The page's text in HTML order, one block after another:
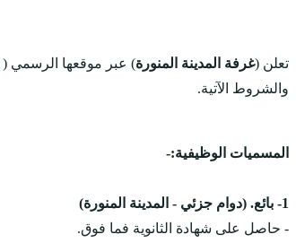
تعلن (غرفة المدينة المنورة) عبر موقعها الرسمي (
والشروط الآتية.
المسميات الوظيفية:-
1- بائع. (دوام جزئي - المدينة المنورة)
- حاصل على شهادة الثانوية فما فوق.